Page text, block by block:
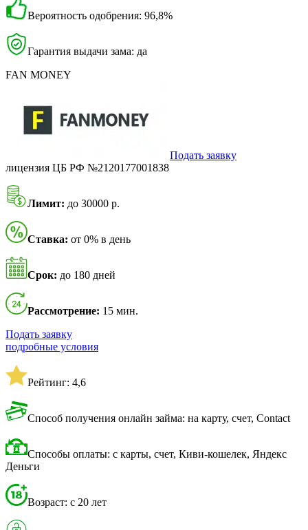
Вероятность одобрения: 96,8%
Гарантия выдачи зама: да
FAN MONEY
Подать заявку
лицензия ЦБ РФ №2120177001838
Лимит: до 30000 р.
Ставка: от 0% в день
Срок: до 180 дней
Рассмотрение: 15 мин.
Подать заявку
подробные условия
Рейтинг: 4,6
Способ получения онлайн займа: на карту, счет, Contact
Способы оплаты: с карты, счет, Киви-кошелек, Яндекс
Деньги
Возраст: с 20 лет